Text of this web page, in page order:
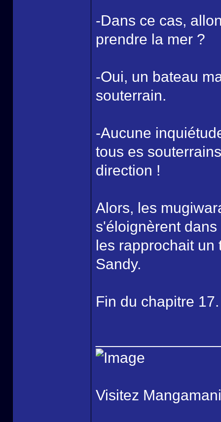
-Dans ce cas,
prendre la mer ?
-Oui, un bateau
souterrain.
-Aucune
tous es
direction !
Alors, les
s'éloignèrent
les rapprochait un
Sandy.
Fin du chapitre 17.
Visitez